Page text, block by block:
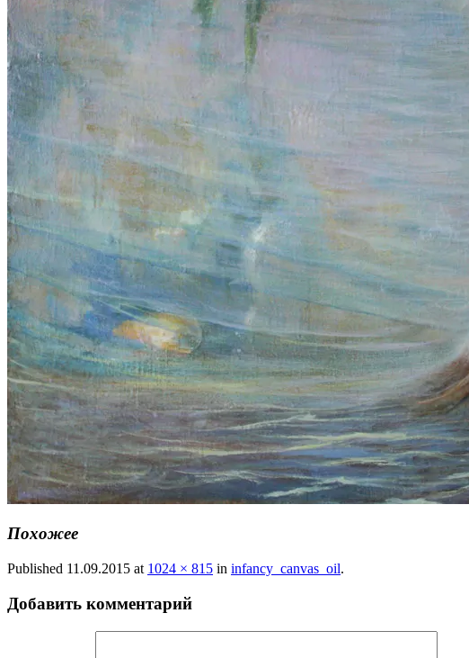
Похожее
Published 11.09.2015 at 1024 × 815 in infancy_canvas_oil.
Добавить комментарий